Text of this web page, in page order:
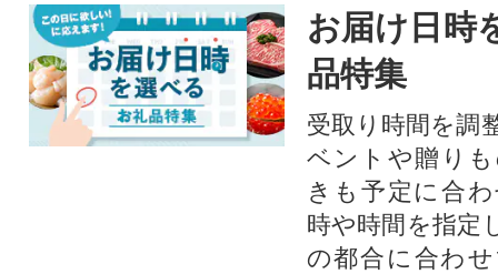
お届け日時
品特集
受取り時間を調
ベントや贈り
きも予定に合
時や時間を指定
の都合に合わ